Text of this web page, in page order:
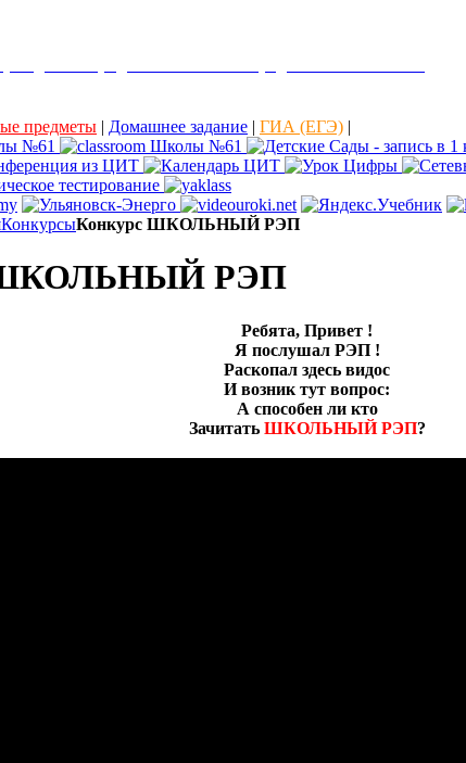
предметы | Домашнее задание | ГИА (ЕГЭ) |
КонкурсыКонкурс ШКОЛЬНЫЙ РЭП
ШКОЛЬНЫЙ РЭП
Ребята, Привет !
Я послушал РЭП !
Раскопал здесь видос
И возник тут вопрос:
А способен ли кто
Зачитать ШКОЛЬНЫЙ РЭП?